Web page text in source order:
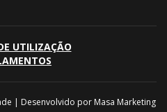
UTILIZAÇÃO
| Desenvolvido por Masa Marketing